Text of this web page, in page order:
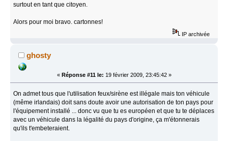
surtout en tant que citoyen.
Alors pour moi bravo. cartonnes!
IP archivée
ghosty
« Réponse #11 le: 19 février 2009, 23:45:42 »
On admet tous que l'utilisation feux/sirène est illégale mais ton véhicule
(même irlandais) doit sans doute avoir une autorisation de ton pays pour
l'équipement installé ... donc vu que tu es européen et que tu te déplaces
avec un véhicule dans la légalité du pays d'origine, ça m'étonnerais
qu'ils t'embeteraient.